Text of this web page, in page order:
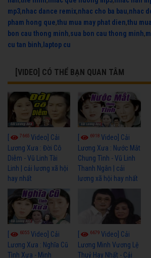
mp3,nhac dance remix,nhac cho ba bau,nhac
pham hong que,thu mua may phat dien,thu
bon cau thong minh,sua bon cau thong minh,
cu tan binh, laptop cu
[VIDEO] CÓ THỂ BẠN QUAN TÂM
7665 Video] Cải
Lương Xưa : Đời Cô
Diễm - Vũ Linh Tài
Linh | cải lương xã hội
hay nhất
6918Video] Cải
Lương Xưa : Nước Mắt
Chung Tình - Vũ Linh
Thanh Ngân | cải
lương xã hội hay nhất
6055 Video] Cải
Lương Xưa : Nghĩa Cũ
Tình Xưa - Minh
6679Video] Cải
Lương Minh Vương Lệ
Thuỷ Hay Nhất - Cải